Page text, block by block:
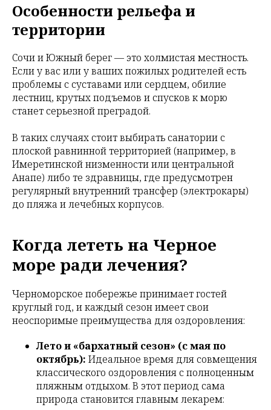
Особенности рельефа и
территории
Сочи и Южный берег — это холмистая местность.
Если у вас или у ваших пожилых родителей есть
проблемы с суставами или сердцем, обилие
лестниц, крутых подъемов и спусков к морю
станет серьезной преградой.
В таких случаях стоит выбирать санатории с
плоской равнинной территорией (например, в
Имеретинской низменности или центральной
Анапе) либо те здравницы, где предусмотрен
регулярный внутренний трансфер (электрокары)
до пляжа и лечебных корпусов.
Когда лететь на Черное
море ради лечения?
Черноморское побережье принимает гостей
круглый год, и каждый сезон имеет свои
неоспоримые преимущества для оздоровления:
Лето и «бархатный сезон» (с мая по
октябрь): Идеальное время для совмещения
классического оздоровления с полноценным
пляжным отдыхом. В этот период сама
природа становится главным лекарем: